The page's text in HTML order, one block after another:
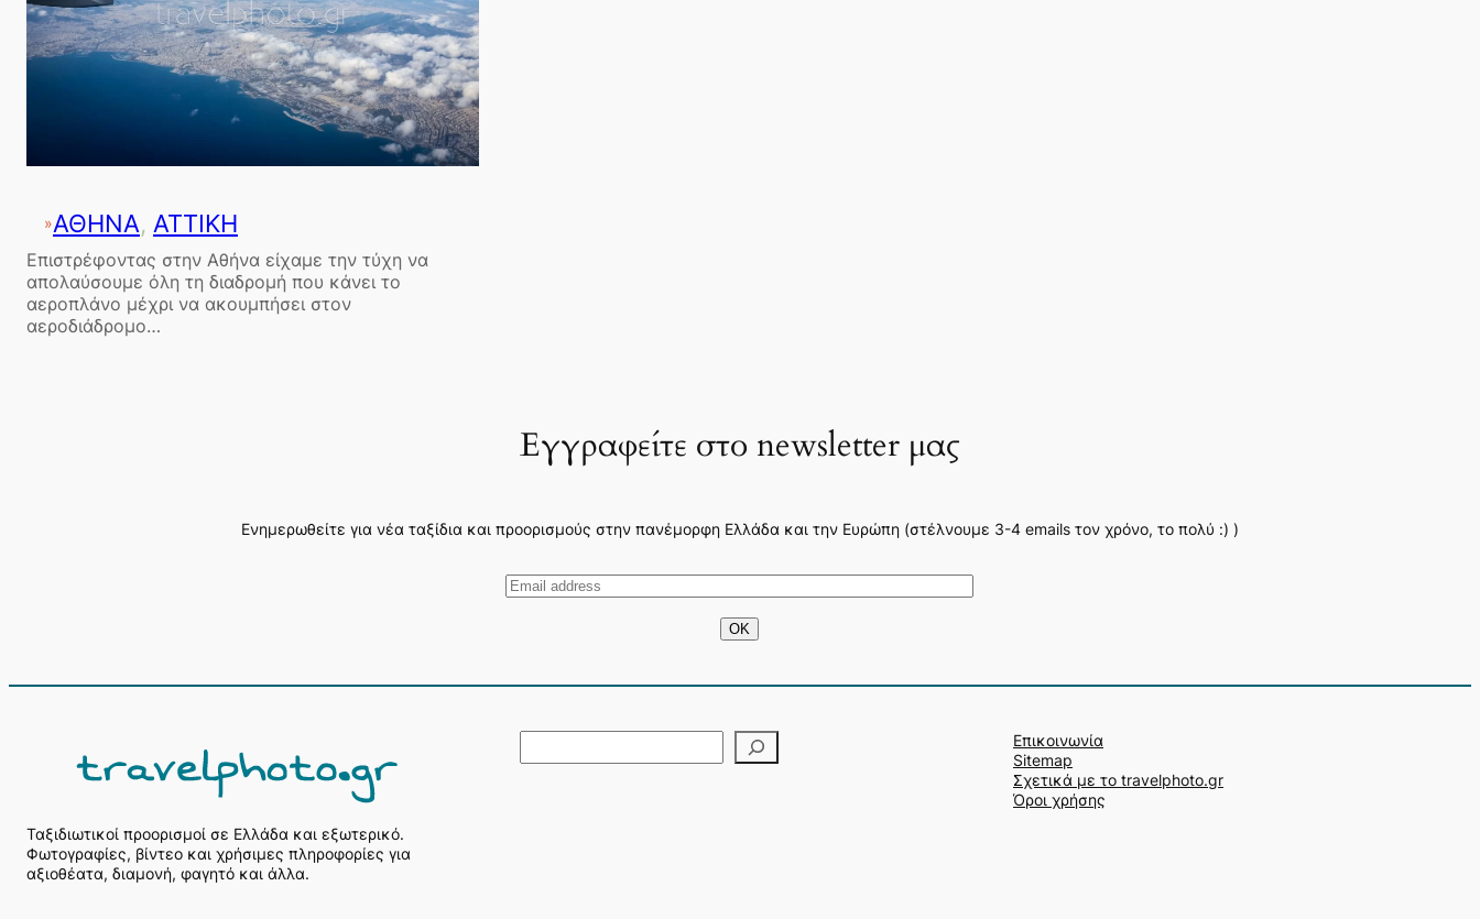
»ΑΘΗΝΑ, ΑΤΤΙΚΗ
Επιστρέφοντας στην Αθήνα είχαμε την τύχη να
απολαύσουμε όλη τη διαδρομή που κάνει το
αεροπλάνο μέχρι να ακουμπήσει στον
αεροδιάδρομο…
Εγγραφείτε στο newsletter μας
Ενημερωθείτε για νέα ταξίδια και προορισμούς στην πανέμορφη Ελλάδα και την Ευρώπη (στέλνουμε 3-4 emails τον χρόνο, το πολύ :) )
Ταξιδιωτικοί προορισμοί σε Ελλάδα και εξωτερικό.
Φωτογραφίες, βίντεο και χρήσιμες πληροφορίες για
αξιοθέατα, διαμονή, φαγητό και άλλα.
Επικοινωνία
Sitemap
Σχετικά με το travelphoto.gr
Όροι χρήσης